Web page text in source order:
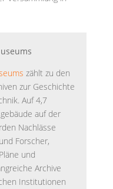
zählt zu den
zur Geschichte
Auf 4,7
auf der
Nachlässe
Forscher,
und
Archive
Institutionen